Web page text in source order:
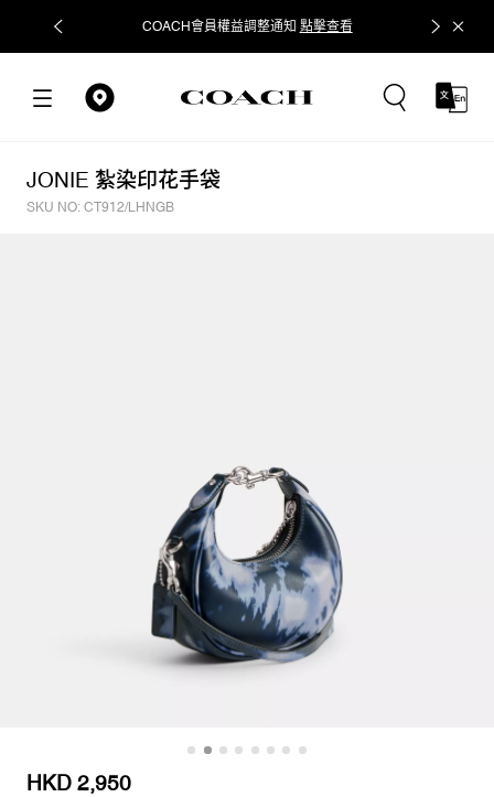
COACH會員權益調整通知 點擊查看 立即追蹤
JONIE 紮染印花手袋
SKU NO: CT912/LHNGB
HKD 2,950